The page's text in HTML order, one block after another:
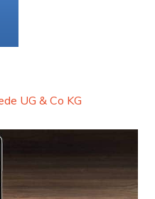
UG & Co KG